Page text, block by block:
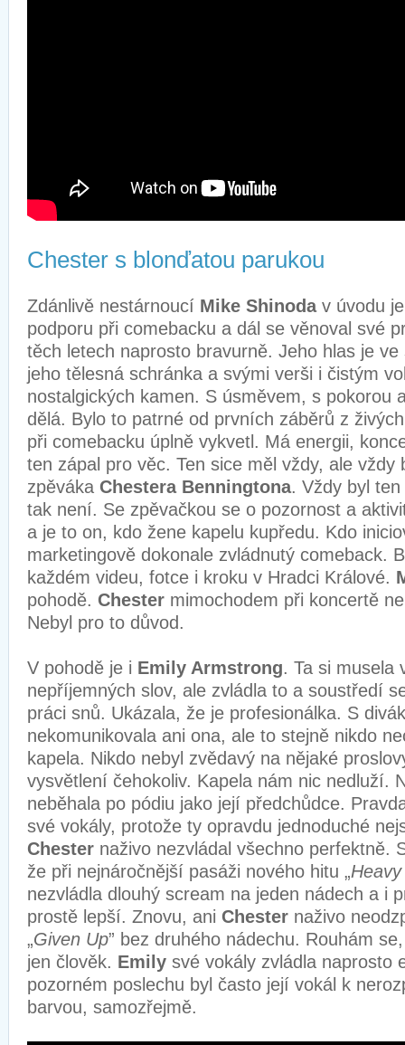
Chester s blonďatou parukou
Zdánlivě nestárnoucí Mike Shinoda v úvodu
podporu při comebacku a dál se věnoval své
těch letech naprosto bravurně. Jeho hlas je
jeho tělesná schránka a svými verši i čistým
nostalgických kamen. S úsměvem, s pokorou
dělá. Bylo to patrné od prvních záběrů z
při comebacku úplně vykvetl. Má energii,
ten zápal pro věc. Ten sice měl vždy, ale vždy
zpěváka Chestera Benningtona. Vždy byl
tak není. Se zpěvačkou se o pozornost a
a je to on, kdo žene kapelu kupředu. Kdo
marketingově dokonale zvládnutý comeback.
každém videu, fotce i kroku v Hradci Králové.
pohodě. Chester mimochodem při koncertě
Nebyl pro to důvod.
V pohodě je i Emily Armstrong. Ta si musela
nepříjemných slov, ale zvládla to a soustředí
práci snů. Ukázala, že je profesionálka. S
nekomunikovala ani ona, ale to stejně nikdo
kapela. Nikdo nebyl zvědavý na nějaké
vysvětlení čehokoliv. Kapela nám nic nedluží.
neběhala po pódiu jako její předchůdce.
své vokály, protože ty opravdu jednoduché
Chester naživo nezvládal všechno perfektně.
že při nejnáročnější pasáži nového hitu „
nezvládla dlouhý scream na jeden nádech a i
prostě lepší. Znovu, ani Chester naživo
„Given Up” bez druhého nádechu. Rouhám
jen člověk. Emily své vokály zvládla naprosto
pozorném poslechu byl často její vokál k
barvou, samozřejmě.